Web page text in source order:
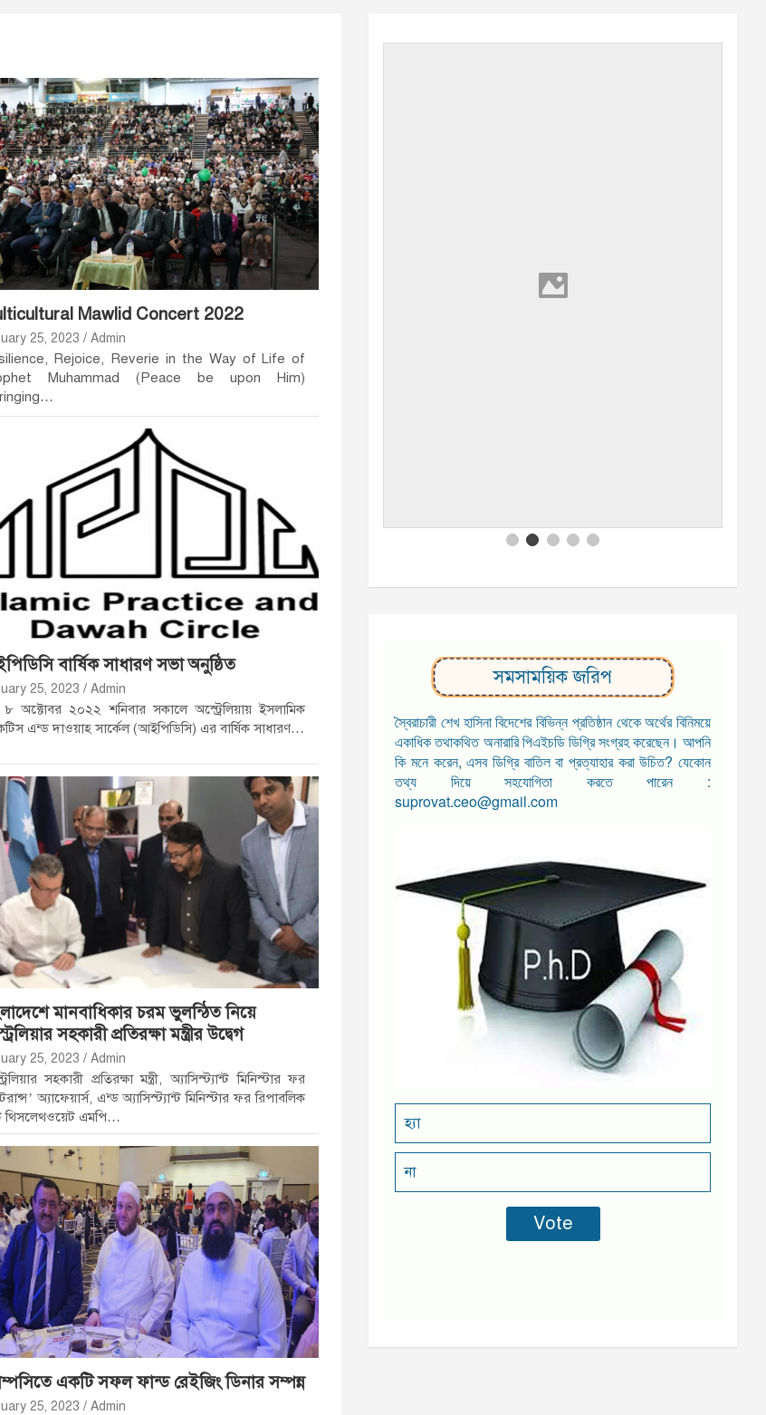
Mawlid Concert 2022
25, 2023 Admin
Rejoice, Reverie in the Way of Life of
Muhammad (Peace be upon Him)
বার্ষিক সাধারণ সভা অনুষ্ঠিত
25, 2023 Admin
অক্টোবর ২০২২ শনিবার সকালে অস্ট্রেলিয়ায় ইসলামিক
এন্ড দাওয়াহ সার্কেল (আইপিডিসি) এর বার্ষিক সাধারণ…
মানবাধিকার চরম ভুলন্ঠিত নিয়ে
সহকারী প্রতিরক্ষা মন্ত্রীর উদ্বেগ
25, 2023 Admin
সহকারী প্রতিরক্ষা মন্ত্রী, অ্যাসিস্ট্যান্ট মিনিস্টার ফর
অ্যাফেয়ার্স, এন্ড অ্যাসিস্ট্যান্ট মিনিস্টার ফর রিপাবলিক
থিসলেথওয়েট এমপি…
একটি সফল ফান্ড রেইজিং ডিনার সম্পন্ন
25, 2023 Admin
সমসাময়িক জরিপ
স্বৈরাচারী শেখ হাসিনা বিদেশের বিভিন্ন প্রতিষ্ঠান থেকে অর্থের বিনিময়ে
একাধিক তথাকথিত অনারারি পিএইচডি ডিগ্রি সংগ্রহ করেছেন। আপনি
কি মনে করেন, এসব ডিগ্রি বাতিল বা প্রত্যাহার করা উচিত? যেকোন
তথ্য দিয়ে সহযোগিতা করতে পারেন :
suprovat.ceo@gmail.com
হ্যা
না